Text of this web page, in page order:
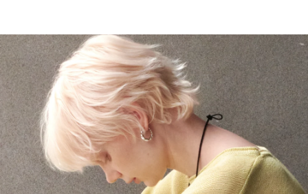
袖
衫
式
上
衣-
藍
白
條
(預
購)
褲-
藍
白
條
(預
購)